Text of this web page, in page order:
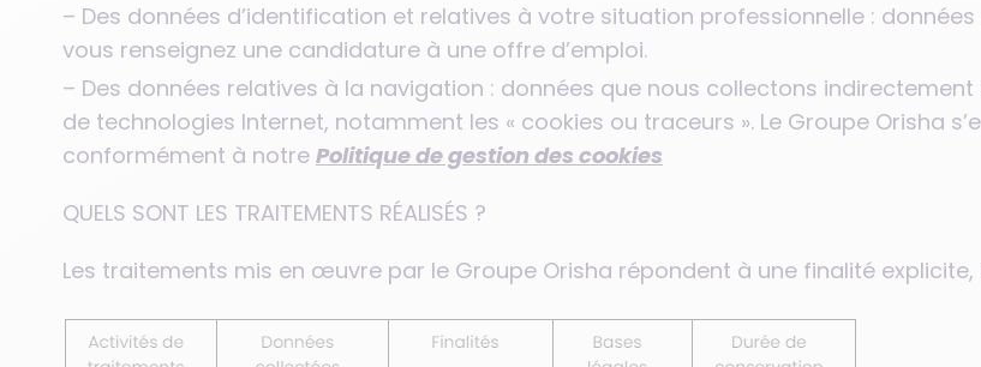
– Des données d’identification et relatives à votre situation professionnelle :
vous renseignez une candidature à une offre d’emploi.
– Des données relatives à la navigation : données que nous collectons
de technologies Internet, notamment les « cookies ou traceurs ». Le Groupe Orisha
conformément à notre Politique de gestion des cookies
QUELS SONT LES TRAITEMENTS RÉALISÉS ?
Les traitements mis en œuvre par le Groupe Orisha répondent à une finalité